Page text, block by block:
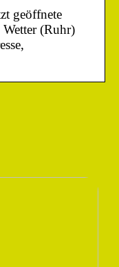
geöffnete
(Ruhr)